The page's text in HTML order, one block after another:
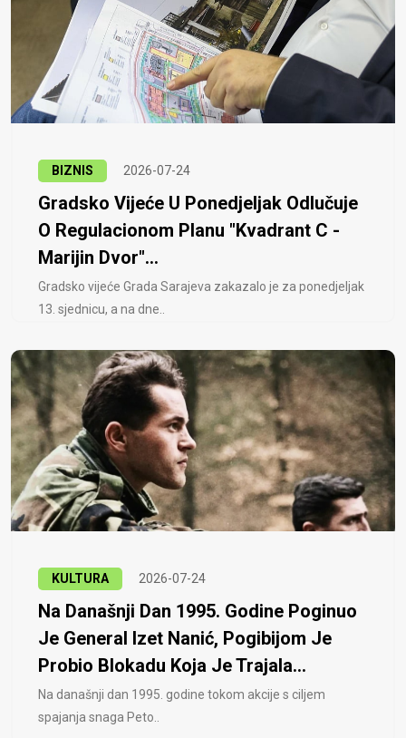
BIZNIS 2026-07-24
Gradsko Vijeće U Ponedjeljak Odlučuje
O Regulacionom Planu "Kvadrant C -
Marijin Dvor"...
Gradsko vijeće Grada Sarajeva zakazalo je za ponedjeljak
13. sjednicu, a na dne..
KULTURA 2026-07-24
Na Današnji Dan 1995. Godine Poginuo
Je General Izet Nanić, Pogibijom Je
Probio Blokadu Koja Je Trajala...
Na današnji dan 1995. godine tokom akcije s ciljem
spajanja snaga Peto..